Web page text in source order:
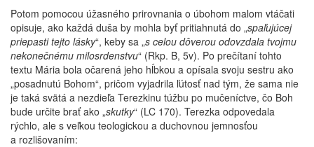
Potom pomocou úžasného prirovnania o úbohom malom vtáčati
opisuje, ako každá duša by mohla byť pritiahnutá do „spaľujúcej
priepasti tejto lásky“, keby sa „s celou dôverou odovzdala tvojmu
nekonečnému milosrdenstvu“ (Rkp. B, 5v). Po prečítaní tohto
textu Mária bola očarená jeho hĺbkou a opísala svoju sestru ako
„posadnutú Bohom“, pričom vyjadrila ľútosť nad tým, že sama nie
je taká svätá a nezdieľa Terezkinu túžbu po mučeníctve, čo Boh
bude určite brať ako „skutky“ (LC 170). Terezka odpovedala
rýchlo, ale s veľkou teologickou a duchovnou jemnosťou
a rozlišovaním: